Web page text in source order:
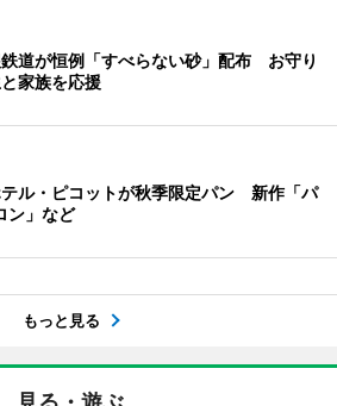
道が恒例「すべらない砂」配布 お守り
家族を応援
ル・ピコットが秋季限定パン 新作「パ
ン」など
もっと見る